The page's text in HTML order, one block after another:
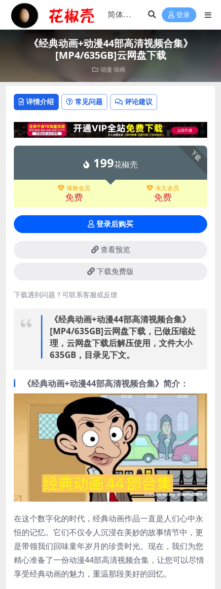
登录
《经典动画+动漫44部高清视频合集》
[MP4/635GB]云网盘下载
动漫 动画
详情介绍 常见问题 评论建议
下载
199花椒壳
体验会员
免费
永久会员
免费
登录后购买
查看预览
下载免费版
下载遇到问题？可联系客服或反馈
《经典动画+动漫44部高清视频合集》
[MP4/635GB]云网盘下载，已做压缩处
理，云网盘下载后解压使用，文件大小
635GB，目录见下文。
《经典动画+动漫44部高清视频合集》简介：
在这个数字化的时代，经典动画作品一直是人们心中永
恒的记忆。它们不仅令人沉浸在美妙的故事情节中，更
是带领我们回味童年岁月的珍贵时光。现在，我们为您
精心准备了一份动漫44部高清视频合集，让您可以尽情
享受经典动画的魅力，重温那段美好的回忆。